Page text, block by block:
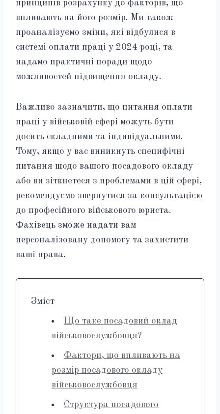
принципів розрахунку до факторів, що
впливають на його розмір. Ми також
проаналізуємо зміни, які відбулися в
системі оплати праці у 2024 році, та
надамо практичні поради щодо
можливостей підвищення окладу.
Важливо зазначити, що питання оплати
праці у військовій сфері можуть бути
досить складними та індивідуальними.
Тому, якщо у вас виникнуть специфічні
питання щодо вашого посадового окладу
або ви зіткнетеся з проблемами в цій сфері,
рекомендуємо звернутися за консультацією
до професійного військового юриста.
Фахівець зможе надати вам
персоналізовану допомогу та захистити
ваші права.
Зміст
Що таке посадовий оклад
військовослужбовця?
Фактори, що впливають на
розмір посадового окладу
військовослужбовця
Структура посадового